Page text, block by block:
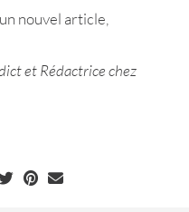
nouvel article,
et Rédactrice chez